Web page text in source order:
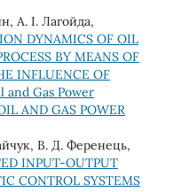
А. І. Лагойда,
DYNAMICS OF OIL
BY MEANS OF
INFLUENCE OF
and Gas Power
AND GAS POWER
В. Д. Ференець,
INPUT-OUTPUT
CONTROL SYSTEMS